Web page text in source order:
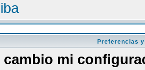
Preferencias
mi